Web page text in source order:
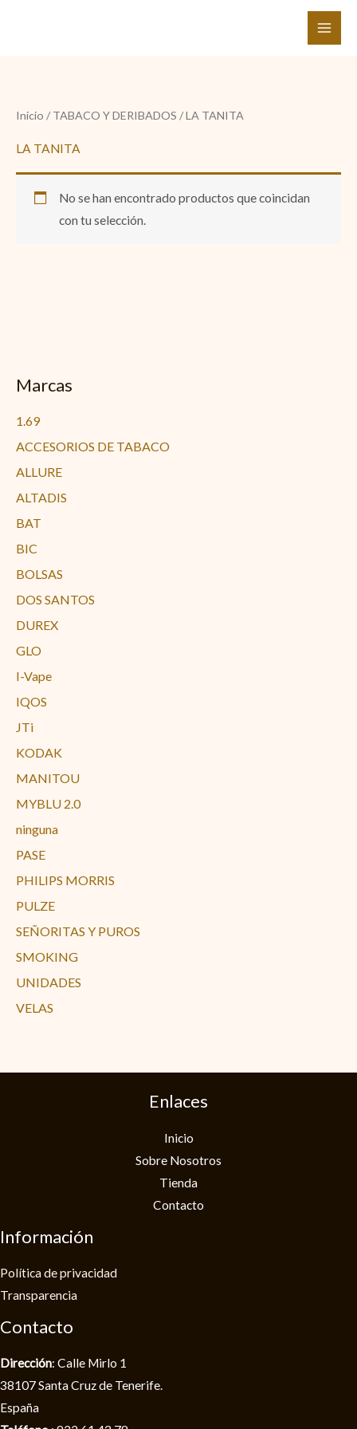
Marcas
1.69
ACCESORIOS DE TABACO
ALLURE
ALTADIS
BAT
BIC
BOLSAS
DOS SANTOS
DUREX
GLO
I-Vape
IQOS
JTi
KODAK
MANITOU
MYBLU 2.0
ninguna
PASE
PHILIPS MORRIS
PULZE
SEÑORITAS Y PUROS
SMOKING
UNIDADES
VELAS
Inicio /TABACO Y DERIBADOS / LA TANITA
LA TANITA
No se han encontrado productos que coincidan
con tu selección.
Enlaces
Inicio
Sobre Nosotros
Tienda
Contacto
Información
Política de privacidad​
Transparencia
Contacto
Dirección: Calle Mirlo 1
38107 Santa Cruz de Tenerife.
España